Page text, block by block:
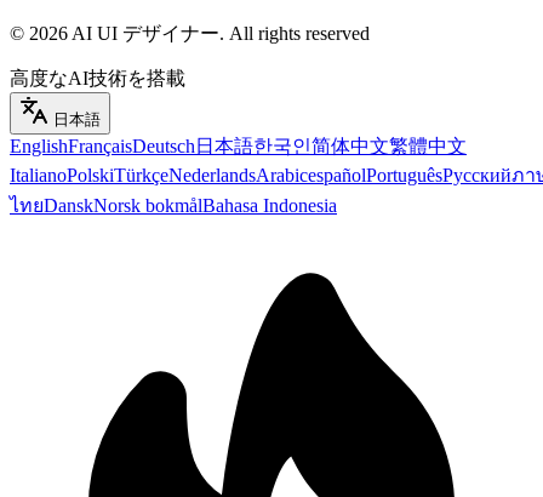
© 2026 AI UI デザイナー. All rights reserved
高度なAI技術を搭載
日本語
EnglishFrançaisDeutsch 日本語한국인简体中文繁體中文
ItalianoPolskiTürkçeNederlandsArabicespañolPortuguêsРусскийภา
ไทยDanskNorsk bokmålBahasa Indonesia